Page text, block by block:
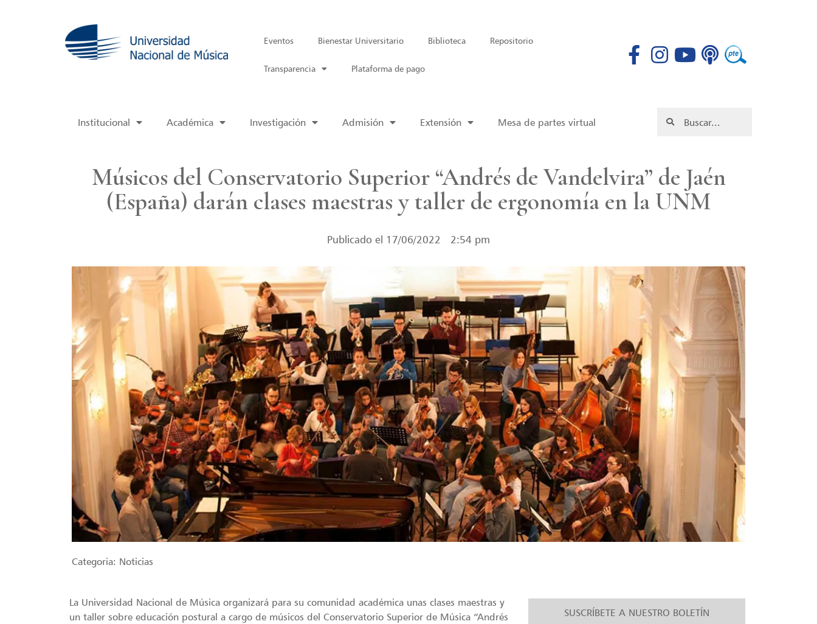
Eventos Bienestar Universitario Biblioteca Repositorio
Transparencia Plataforma de pago
Institucional Académica Investigación Admisión Extensión Mesa de partes virtual
Músicos del Conservatorio Superior “Andrés de Vandelvira” de Jaén
(España) darán clases maestras y taller de ergonomía en la UNM
Publicado el 17/06/2022 2:54 pm
Categoria: Noticias
La Universidad Nacional de Música organizará para su comunidad académica unas clases maestras y
un taller sobre educación postural a cargo de músicos del Conservatorio Superior de Música “Andrés
SUSCRÍBETE A NUESTRO BOLETÍN